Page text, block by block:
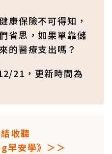
康保險不可得知，
省思，如果單靠儲
的醫療支出嗎？
21，更新時間為
收聽
安學》＞＞